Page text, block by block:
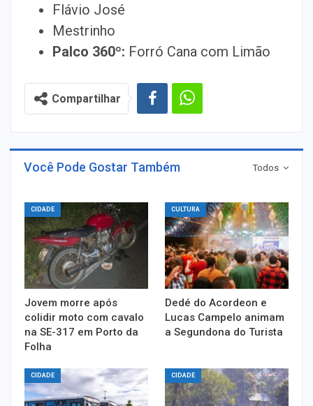
Flávio José
Mestrinho
Palco 360º: Forró Cana com Limão
Compartilhar
Todos
Você Pode Gostar Também
CIDADE
Jovem morre após
colidir moto com cavalo
na SE-317 em Porto da
Folha
CULTURA
Dedé do Acordeon e
Lucas Campelo animam
a Segundona do Turista
CIDADE CIDADE